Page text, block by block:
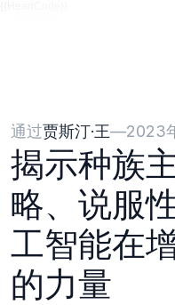
通过贾斯汀·王—2023
揭示种族
略、说服
工智能在
的力量